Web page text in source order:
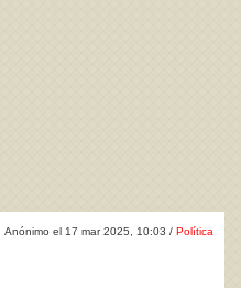
Anónimo el 17 mar 2025, 10:03 / Política